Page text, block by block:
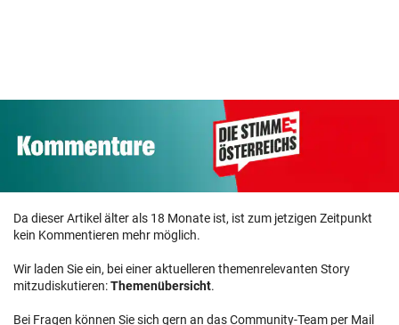
Da dieser Artikel älter als 18 Monate ist, ist zum jetzigen Zeitpunkt
kein Kommentieren mehr möglich.
Wir laden Sie ein, bei einer aktuelleren themenrelevanten Story
mitzudiskutieren:Themenübersicht.
Bei Fragen können Sie sich gern an das Community-Team per Mail